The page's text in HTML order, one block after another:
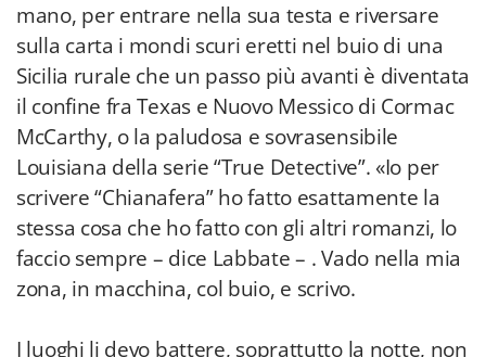
mano, per entrare nella sua testa e riversare
sulla carta i mondi scuri eretti nel buio di una
Sicilia rurale che un passo più avanti è diventata
il confine fra Texas e Nuovo Messico di Cormac
McCarthy, o la paludosa e sovrasensibile
Louisiana della serie “True Detective”. «Io per
scrivere “Chianafera” ho fatto esattamente la
stessa cosa che ho fatto con gli altri romanzi, lo
faccio sempre – dice Labbate – . Vado nella mia
zona, in macchina, col buio, e scrivo.
I luoghi li devo battere, soprattutto la notte, non